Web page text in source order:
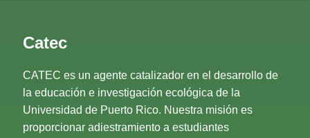
Catec
CATEC es un agente catalizador en el desarrollo de
la educación e investigación ecológica de la
Universidad de Puerto Rico. Nuestra misión es
proporcionar adiestramiento a estudiantes